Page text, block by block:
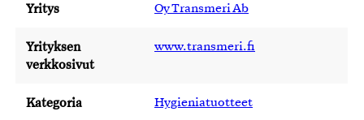
Yritys Oy Transmeri Ab
Yrityksen
verkkosivut
www.transmeri.fi
Kategoria Hygieniatuotteet